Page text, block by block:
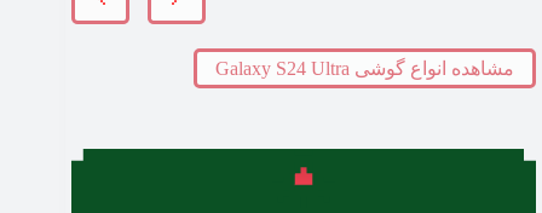
مشاهده انواع گوشی Galaxy S24 Ultra